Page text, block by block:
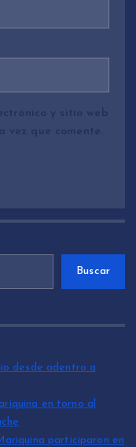
y sitio web
que comente.
Buscar
desde adentro a
en torno al
participaron en